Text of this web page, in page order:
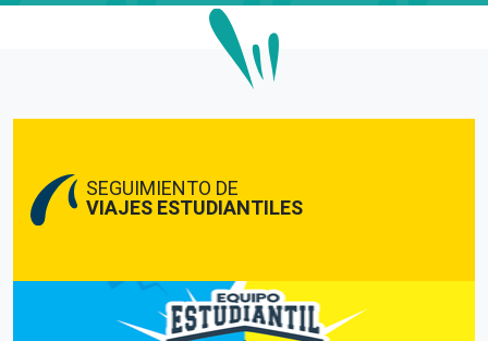
SEGUIMIENTO DE
VIAJES ESTUDIANTILES